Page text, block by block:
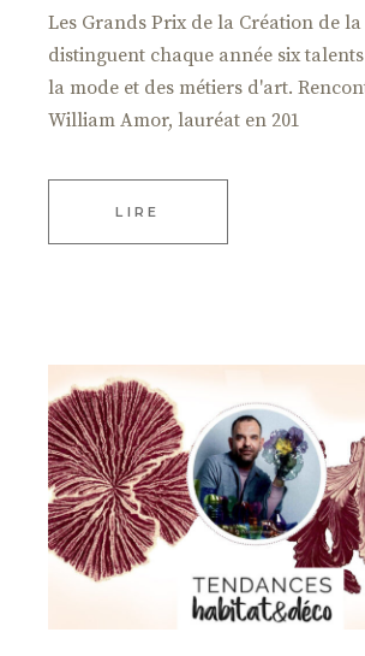
Les Grands Prix de la Création de
distinguent chaque année six
la mode et des métiers d'art.
William Amor, lauréat en 201
LIRE